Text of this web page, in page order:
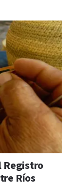
Registro
Ríos